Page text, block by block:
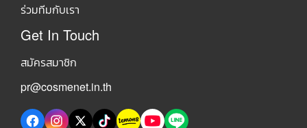
ร่วมทีมกับเรา
Get In Touch
สมัครสมาชิก
pr@cosmenet.in.th